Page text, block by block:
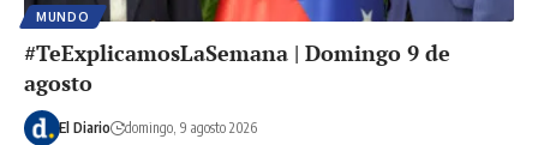
MUNDO
#TeExplicamosLaSemana | Domingo 9 de
agosto
El Diario domingo, 9 agosto 2026